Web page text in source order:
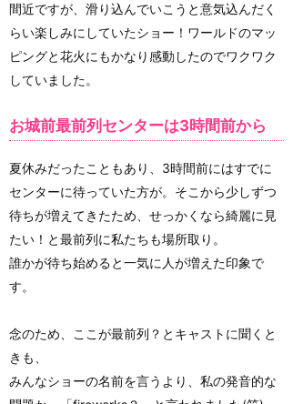
間近ですが、滑り込んでいこうと意気込んだく
らい楽しみにしていたショー！ワールドのマッ
ピングと花火にもかなり感動したのでワクワク
していました。
お城前最前列センターは3時間前から
夏休みだったこともあり、3時間前にはすでに
センターに待っていた方が。そこから少しずつ
待ちが増えてきたため、せっかくなら綺麗に見
たい！と最前列に私たちも場所取り。
誰かが待ち始めると一気に人が増えた印象で
す。
念のため、ここが最前列？とキャストに聞くと
きも、
みんなショーの名前を言うより、私の発音的な